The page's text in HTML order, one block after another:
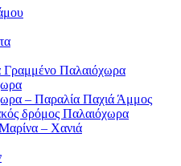
Γραμμένο Παλαιόχωρα
– Παραλία Παχιά Άμμος
δρόμος Παλαιόχωρα
– Χανιά